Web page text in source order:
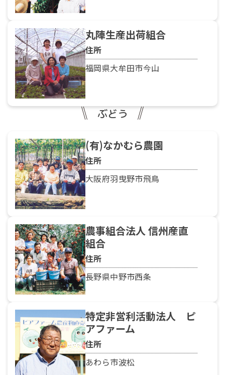
丸陣生産出荷組合
住所
福岡県大牟田市今山
ぶどう
(有)なかむら農園
住所
大阪府羽曳野市飛鳥
農事組合法人 信州産直
組合
住所
長野県中野市西条
特定非営利活動法人 ピ
アファーム
住所
あわら市波松